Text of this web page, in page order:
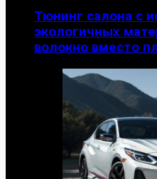
Тюнинг салона с
экологичных
волокно вместо